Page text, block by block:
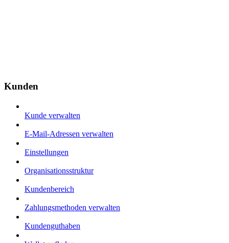
Kunden
Kunde verwalten
E-Mail-Adressen verwalten
Einstellungen
Organisationsstruktur
Kundenbereich
Zahlungsmethoden verwalten
Kundenguthaben